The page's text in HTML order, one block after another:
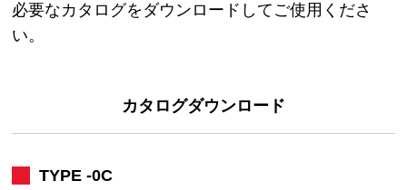
必要なカタログをダウンロードしてご使用くださ
い。
カタログダウンロード
TYPE -0C